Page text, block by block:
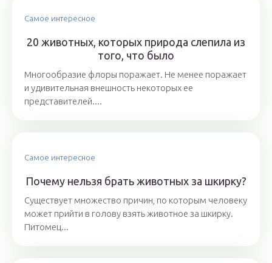
Самое интересное
20 животных, которых природа слепила из
того, что было
Многообразие флоры поражает. Не менее поражает
и удивительная внешность некоторых ее
представителей....
Самое интересное
Почему нельзя брать животных за шкирку?
Существует множество причин, по которым человеку
может прийти в голову взять животное за шкирку.
Питомец...